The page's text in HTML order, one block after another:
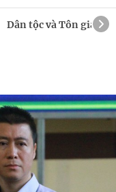
Dân tộc và Tôn giáo